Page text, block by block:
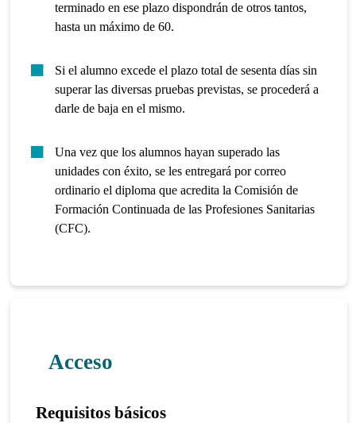
terminado en ese plazo dispondrán de otros tantos,
hasta un máximo de 60.
Si el alumno excede el plazo total de sesenta días sin
superar las diversas pruebas previstas, se procederá a
darle de baja en el mismo.
Una vez que los alumnos hayan superado las
unidades con éxito, se les entregará por correo
ordinario el diploma que acredita la Comisión de
Formación Continuada de las Profesiones Sanitarias
(CFC).
Acceso
Requisitos básicos